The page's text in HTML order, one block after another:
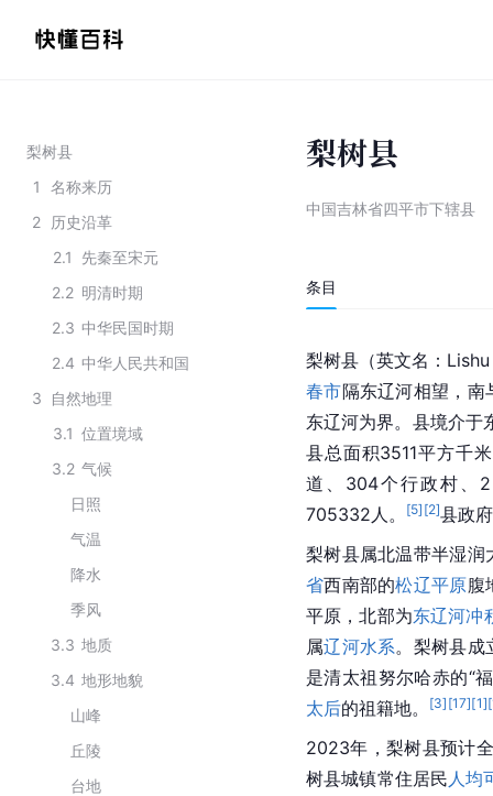
梨树县
1
名称来历
2
历史沿革
2.1
先秦至宋元
2.2 明清时期
2.3 中华民国时期
2.4 中华人民共和国
3
自然地理
3.1 位置境域
3.2 气候
日照
气温
降水
季风
3.3 地质
3.4 地形地貌
山峰
丘陵
台地
梨树县
中国吉林省四平市下辖县
条目
梨树县（英文名：
春市隔东辽河相望，南
东辽河为界。县境介于
县总面积3511平方千
道、304个行政村、
705332人。
[5] [2]县政
梨树县属北温带半湿
省西南部的松辽平原腹
平原，北部为东辽河冲
属辽河水系。梨树县成
是清太祖努尔哈赤的“
太后的祖籍地。 [3] [17][1][
2023年，梨树县预计
树县城镇常住居民 人均